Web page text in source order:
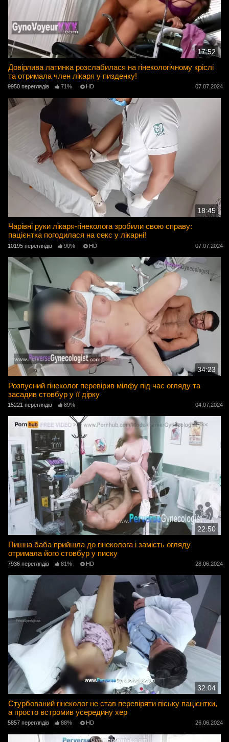
17:52
Довірлива латинка розслабилася на гінекологічному кріслі
та отримала член лікаря у пизденку!
9950 переглядів 71% HD 07.07.2024
18:45
Чарівні руки лікаря-гінеколога зробили свою справу:
пацієнтка погодилася на секс у лікарні!
10195 переглядів 90% HD 07.07.2024
34:23
Розпусний гінеколог перевірив мілфу під час огляду та
засадив стовбур у її дірку
15221 переглядів 89% 04.07.2024
22:50
Пишна баба прийшла до гінеколога і замість огляду
отримала його стовбур у писку
7936 переглядів 81% HD 28.06.2024
32:04
Стурбований гінеколог не став перевіряти піську пацієнтки,
а просто встромив усередину хер
5857 переглядів 88% HD 26.06.2024